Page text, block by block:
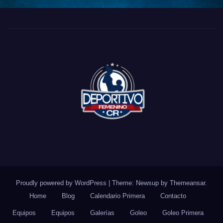
Proudly powered by WordPress Theme: Newsup by Themeansar.
Home
Blog Calendario Primera Contacto
Equipos Equipos Galerías Goleo Goleo Primera